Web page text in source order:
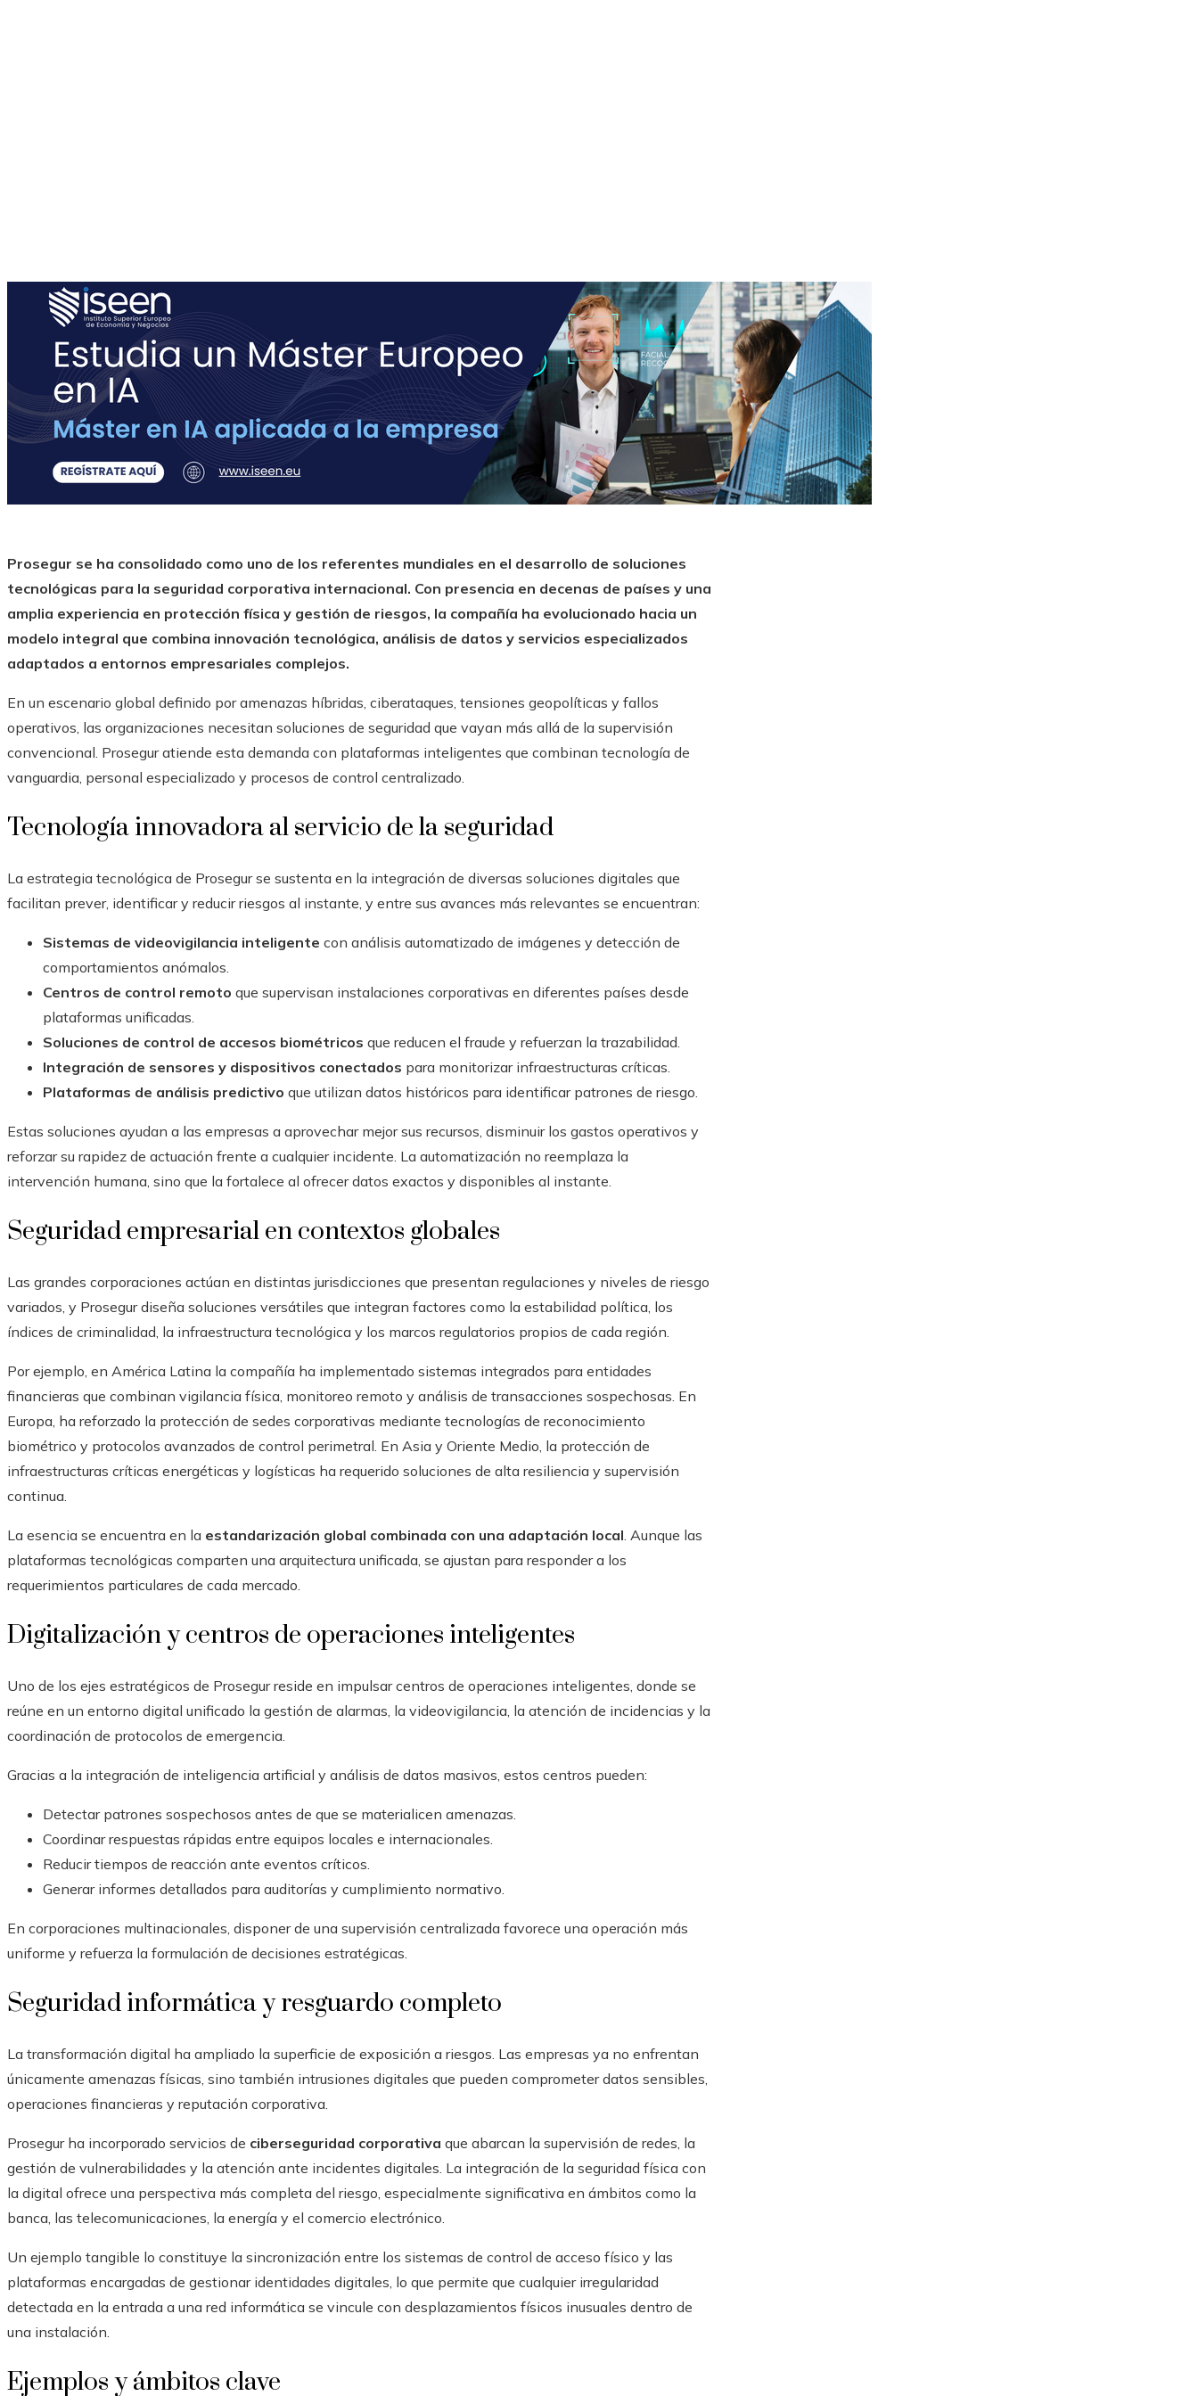
Prosegur se ha consolidado como uno de los referentes mundiales en el desarrollo de soluciones
tecnológicas para la seguridad corporativa internacional. Con presencia en decenas de países y una
amplia experiencia en protección física y gestión de riesgos, la compañía ha evolucionado hacia un
modelo integral que combina innovación tecnológica, análisis de datos y servicios especializados
adaptados a entornos empresariales complejos.
En un escenario global definido por amenazas híbridas, ciberataques, tensiones geopolíticas y fallos
operativos, las organizaciones necesitan soluciones de seguridad que vayan más allá de la supervisión
convencional. Prosegur atiende esta demanda con plataformas inteligentes que combinan tecnología de
vanguardia, personal especializado y procesos de control centralizado.
Tecnología innovadora al servicio de la seguridad
La estrategia tecnológica de Prosegur se sustenta en la integración de diversas soluciones digitales que
facilitan prever, identificar y reducir riesgos al instante, y entre sus avances más relevantes se encuentran:
Sistemas de videovigilancia inteligente con análisis automatizado de imágenes y detección de
comportamientos anómalos.
Centros de control remoto que supervisan instalaciones corporativas en diferentes países desde
plataformas unificadas.
Soluciones de control de accesos biométricos que reducen el fraude y refuerzan la trazabilidad.
Integración de sensores y dispositivos conectados para monitorizar infraestructuras críticas.
Plataformas de análisis predictivo que utilizan datos históricos para identificar patrones de riesgo.
Estas soluciones ayudan a las empresas a aprovechar mejor sus recursos, disminuir los gastos operativos y
reforzar su rapidez de actuación frente a cualquier incidente. La automatización no reemplaza la
intervención humana, sino que la fortalece al ofrecer datos exactos y disponibles al instante.
Seguridad empresarial en contextos globales
Las grandes corporaciones actúan en distintas jurisdicciones que presentan regulaciones y niveles de riesgo
variados, y Prosegur diseña soluciones versátiles que integran factores como la estabilidad política, los
índices de criminalidad, la infraestructura tecnológica y los marcos regulatorios propios de cada región.
Por ejemplo, en América Latina la compañía ha implementado sistemas integrados para entidades
financieras que combinan vigilancia física, monitoreo remoto y análisis de transacciones sospechosas. En
Europa, ha reforzado la protección de sedes corporativas mediante tecnologías de reconocimiento
biométrico y protocolos avanzados de control perimetral. En Asia y Oriente Medio, la protección de
infraestructuras críticas energéticas y logísticas ha requerido soluciones de alta resiliencia y supervisión
continua.
La esencia se encuentra en la estandarización global combinada con una adaptación local. Aunque las
plataformas tecnológicas comparten una arquitectura unificada, se ajustan para responder a los
requerimientos particulares de cada mercado.
Digitalización y centros de operaciones inteligentes
Uno de los ejes estratégicos de Prosegur reside en impulsar centros de operaciones inteligentes, donde se
reúne en un entorno digital unificado la gestión de alarmas, la videovigilancia, la atención de incidencias y la
coordinación de protocolos de emergencia.
Gracias a la integración de inteligencia artificial y análisis de datos masivos, estos centros pueden:
Detectar patrones sospechosos antes de que se materialicen amenazas.
Coordinar respuestas rápidas entre equipos locales e internacionales.
Reducir tiempos de reacción ante eventos críticos.
Generar informes detallados para auditorías y cumplimiento normativo.
En corporaciones multinacionales, disponer de una supervisión centralizada favorece una operación más
uniforme y refuerza la formulación de decisiones estratégicas.
Seguridad informática y resguardo completo
La transformación digital ha ampliado la superficie de exposición a riesgos. Las empresas ya no enfrentan
únicamente amenazas físicas, sino también intrusiones digitales que pueden comprometer datos sensibles,
operaciones financieras y reputación corporativa.
Prosegur ha incorporado servicios de ciberseguridad corporativa que abarcan la supervisión de redes, la
gestión de vulnerabilidades y la atención ante incidentes digitales. La integración de la seguridad física con
la digital ofrece una perspectiva más completa del riesgo, especialmente significativa en ámbitos como la
banca, las telecomunicaciones, la energía y el comercio electrónico.
Un ejemplo tangible lo constituye la sincronización entre los sistemas de control de acceso físico y las
plataformas encargadas de gestionar identidades digitales, lo que permite que cualquier irregularidad
detectada en la entrada a una red informática se vincule con desplazamientos físicos inusuales dentro de
una instalación.
Ejemplos y ámbitos clave